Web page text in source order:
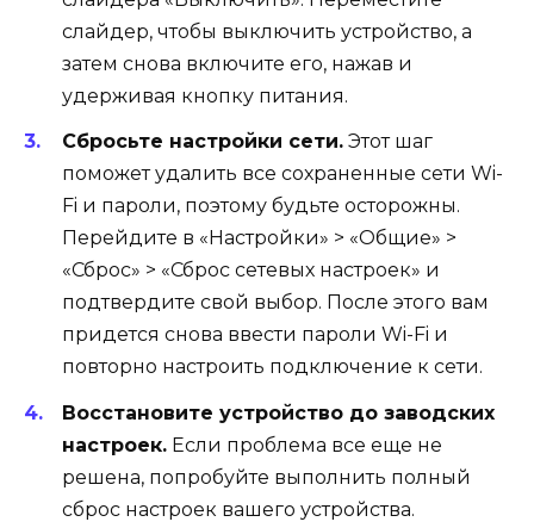
слайдер, чтобы выключить устройство, а
затем снова включите его, нажав и
удерживая кнопку питания.
Сбросьте настройки сети. Этот шаг
поможет удалить все сохраненные сети Wi-
Fi и пароли, поэтому будьте осторожны.
Перейдите в «Настройки» > «Общие» >
«Сброс» > «Сброс сетевых настроек» и
подтвердите свой выбор. После этого вам
придется снова ввести пароли Wi-Fi и
повторно настроить подключение к сети.
Восстановите устройство до заводских
настроек. Если проблема все еще не
решена, попробуйте выполнить полный
сброс настроек вашего устройства.